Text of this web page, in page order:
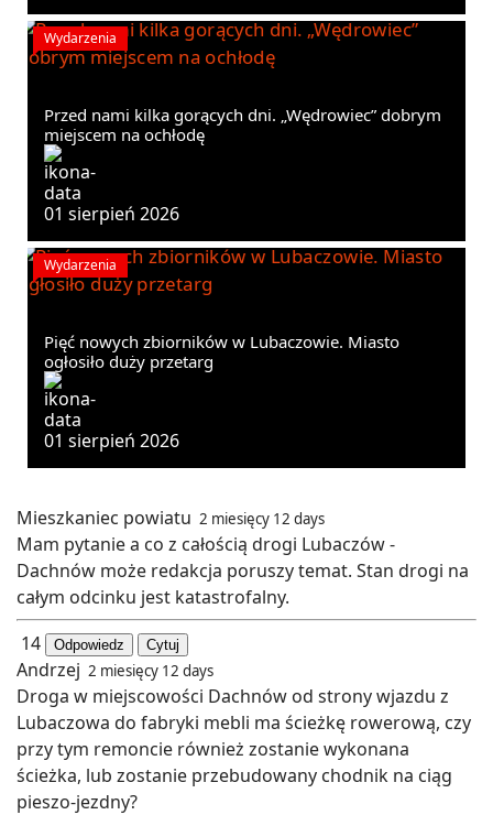
Wydarzenia
Przed nami kilka gorących dni. „Wędrowiec” dobrym
miejscem na ochłodę
01 sierpień 2026
Wydarzenia
Pięć nowych zbiorników w Lubaczowie. Miasto
ogłosiło duży przetarg
01 sierpień 2026
Mieszkaniec powiatu 2 miesięcy 12 days
Mam pytanie a co z całością drogi Lubaczów -
Dachnów może redakcja poruszy temat. Stan drogi na
całym odcinku jest katastrofalny.
14
Odpowiedz Cytuj
Andrzej 2 miesięcy 12 days
Droga w miejscowości Dachnów od strony wjazdu z
Lubaczowa do fabryki mebli ma ścieżkę rowerową, czy
przy tym remoncie również zostanie wykonana
ścieżka, lub zostanie przebudowany chodnik na ciąg
pieszo-jezdny?